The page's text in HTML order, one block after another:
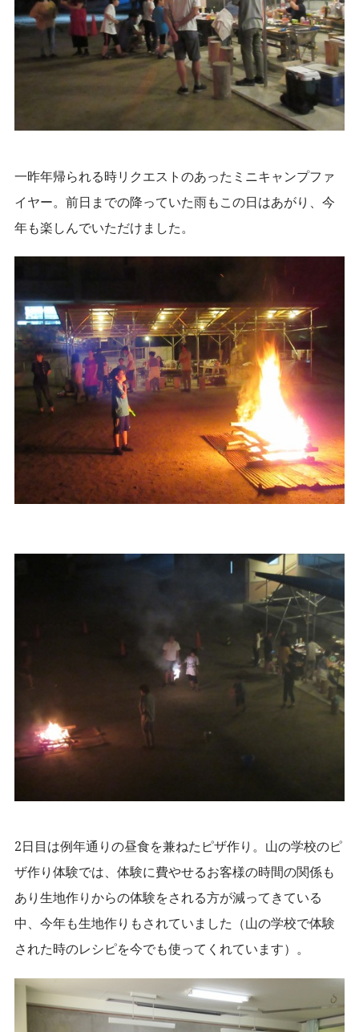
一昨年帰られる時リクエストのあったミニキャンプファ
イヤー。前日までの降っていた雨もこの日はあがり、今
年も楽しんでいただけました。
2日目は例年通りの昼食を兼ねたピザ作り。山の学校のピ
ザ作り体験では、体験に費やせるお客様の時間の関係も
あり生地作りからの体験をされる方が減ってきている
中、今年も生地作りもされていました（山の学校で体験
された時のレシピを今でも使ってくれています）。